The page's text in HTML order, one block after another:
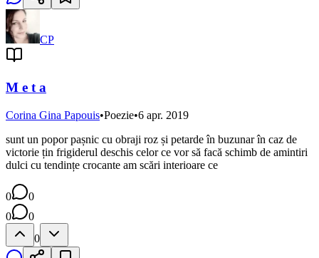
CP
M e t a
Corina Gina Papouis•Poezie•6 apr. 2019
sunt un popor pașnic cu obraji roz și petarde în buzunar în caz de
victorie țin frigiderul deschis celor ce vor să facă schimb de amintiri
dulci cu tendințe crocante am scări interioare ce
0
0
0
0
0